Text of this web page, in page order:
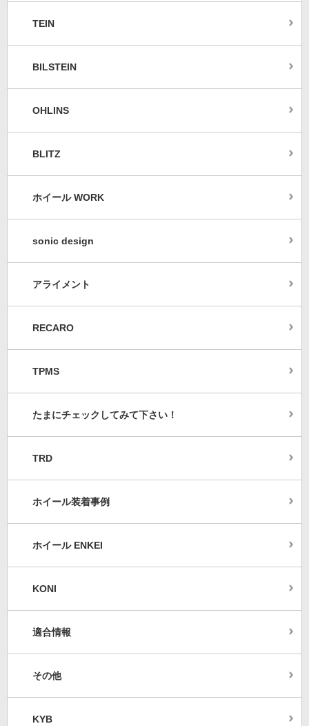
TEIN
BILSTEIN
OHLINS
BLITZ
ホイール WORK
sonic design
アライメント
RECARO
TPMS
たまにチェックしてみて下さい！
TRD
ホイール装着事例
ホイール ENKEI
KONI
適合情報
その他
KYB